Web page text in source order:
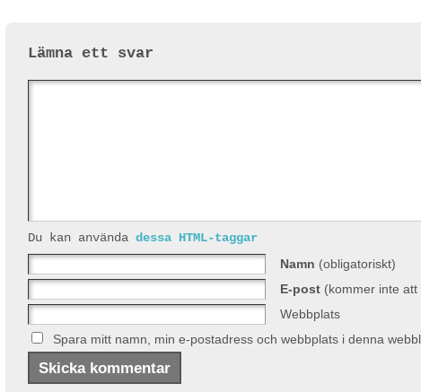
Lämna ett svar
Du kan använda dessa HTML-taggar
Namn (obligatoriskt)
E-post(kommer inte att
Webbplats
Spara mitt namn, min e-postadress och webbplats i denna